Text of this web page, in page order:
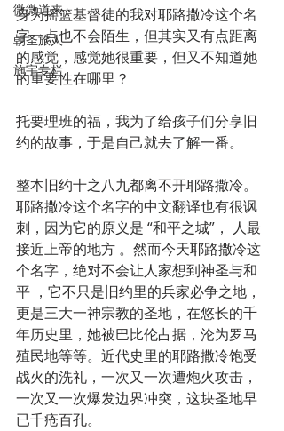
微微道来
朝圣旅人
施宇专栏
身为摇篮基督徒的我对耶路撒冷这个名
字一点也不会陌生，但其实又有点距离
的感觉，感觉她很重要，但又不知道她
的重要性在哪里？
托要理班的福，我为了给孩子们分享旧
约的故事，于是自己就去了解一番。
整本旧约十之八九都离不开耶路撒冷。
耶路撒冷这个名字的中文翻译也有很讽
刺，因为它的原义是 “和平之城”， 人最
接近上帝的地方 。然而今天耶路撒冷这
个名字，绝对不会让人家想到神圣与和
平 ，它不只是旧约里的兵家必争之地，
更是三大一神宗教的圣地，在悠长的千
年历史里，她被巴比伦占据，沦为罗马
殖民地等等。近代史里的耶路撒冷饱受
战火的洗礼，一次又一次遭炮火攻击，
一次又一次爆发边界冲突，这块圣地早
已千疮百孔。